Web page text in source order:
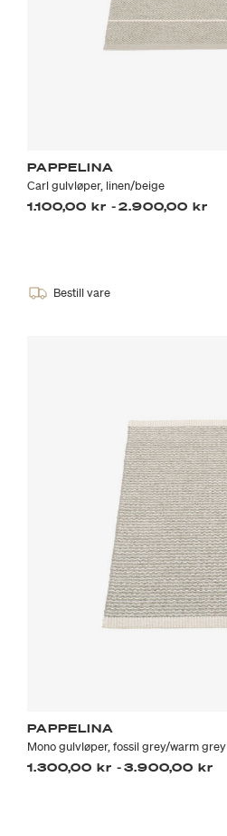
PAPPELINA
Carl gulvløper, linen/beige
1.100,00 kr -2.900,00 kr
Bestill vare
PAPPELINA
Mono gulvløper, fossil grey/warm grey
1.300,00 kr -3.900,00 kr